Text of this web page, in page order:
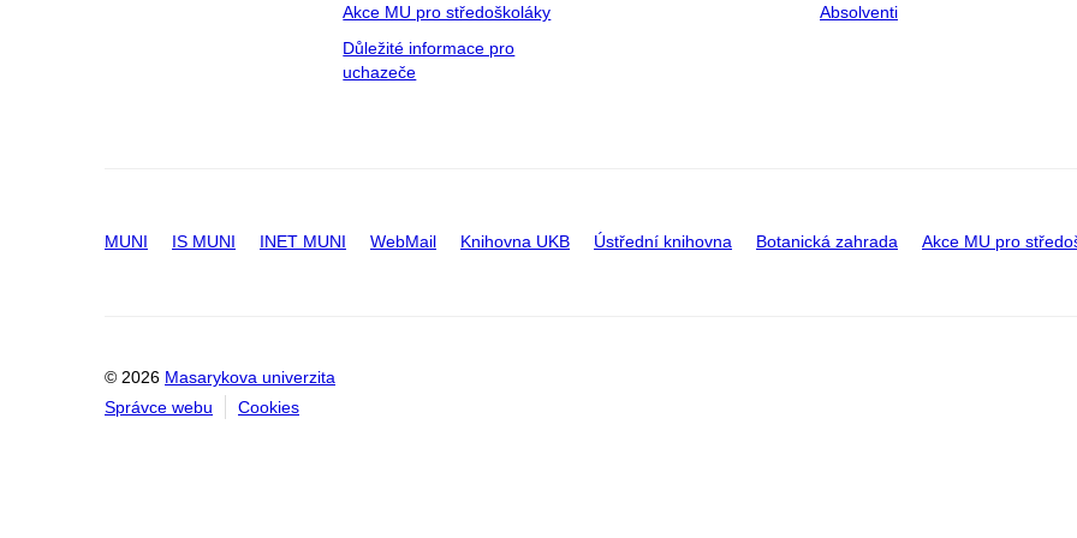
Akce MU pro středoškoláky
Důležité informace pro
uchazeče
Absolventi
MUNI IS MUNI INET MUNI WebMail Knihovna UKB Ústřední knihovna Botanická zahrada Akce MU pro
© 2026 Masarykova univerzita
Správce webu
Cookies